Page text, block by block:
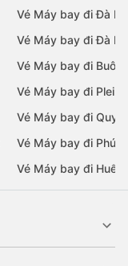
Vé Máy bay đi Đà
Vé Máy bay đi Đà
Vé Máy bay đi Buôn
Vé Máy bay đi Pleiku
Vé Máy bay đi Quy
Vé Máy bay đi Phú
Vé Máy bay đi Huế